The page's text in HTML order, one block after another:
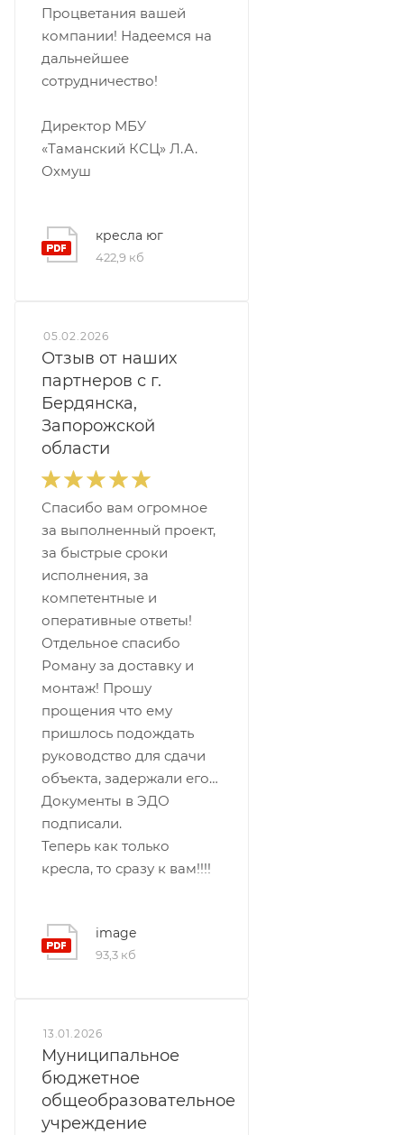
Процветания вашей
компании! Надеемся на
дальнейшее
сотрудничество!
Директор МБУ
«Таманский КСЦ» Л.А.
Охмуш
кресла юг
422,9 кб
05.02.2026
Отзыв от наших
партнеров с г.
Бердянска,
Запорожской
области
Спасибо вам огромное
за выполненный проект,
за быстрые сроки
исполнения, за
компетентные и
оперативные ответы!
Отдельное спасибо
Роману за доставку и
монтаж! Прошу
прощения что ему
пришлось подождать
руководство для сдачи
объекта, задержали его…
Документы в ЭДО
подписали.
Теперь как только
кресла, то сразу к вам!!!!
image
93,3 кб
13.01.2026
Муниципальное
бюджетное
общеобразовательное
учреждение